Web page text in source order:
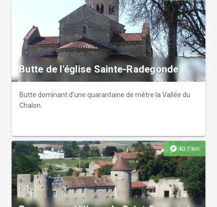
Butte de l'église Sainte-Radegonde
Butte dominant d'une quarantaine de mètre la Vallée du
Chalon.
explore 40.7 km